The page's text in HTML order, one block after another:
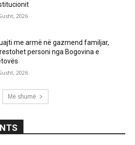
2026
me armë në gazmend familjar,
personi nga Bogovina e
2026
Më shumë